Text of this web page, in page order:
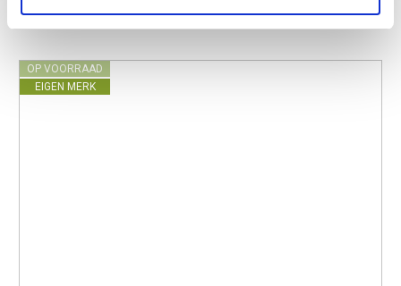
OP VOORRAAD
EIGEN MERK